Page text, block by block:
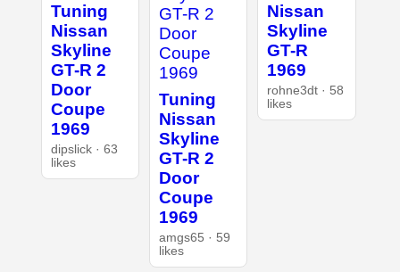
Tuning
Nissan
Skyline
GT-R 2
Door
Coupe
1969
dipslick · 63
likes
Tuning
Nissan
Skyline
GT-R 2
Door
Coupe
1969
amgs65 · 59
likes
Nissan
Skyline
GT-R
1969
rohne3dt · 58
likes